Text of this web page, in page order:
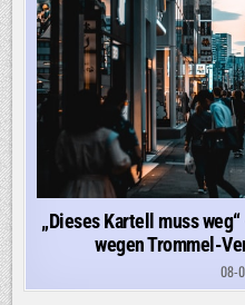
„Dieses Kartell muss
wegen Trommel-
08-